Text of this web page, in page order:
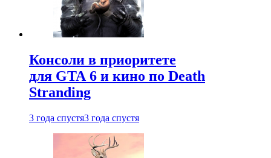
Консоли в приоритете
для GTA 6 и кино по Death
Stranding
3 года спустя3 года спустя